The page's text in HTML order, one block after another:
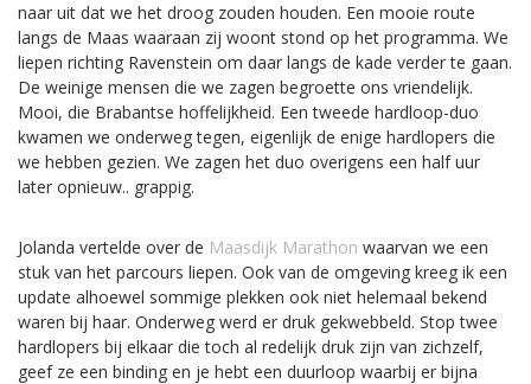
naar uit dat we het droog zouden houden. Een mooie route
langs de Maas waaraan zij woont stond op het programma. We
liepen richting Ravenstein om daar langs de kade verder te gaan.
De weinige mensen die we zagen begroette ons vriendelijk.
Mooi, die Brabantse hoffelijkheid. Een tweede hardloop-duo
kwamen we onderweg tegen, eigenlijk de enige hardlopers die
we hebben gezien. We zagen het duo overigens een half uur
later opnieuw.. grappig.
Jolanda vertelde over de Maasdijk Marathon waarvan we een
stuk van het parcours liepen. Ook van de omgeving kreeg ik een
update alhoewel sommige plekken ook niet helemaal bekend
waren bij haar. Onderweg werd er druk gekwebbeld. Stop twee
hardlopers bij elkaar die toch al redelijk druk zijn van zichzelf,
geef ze een binding en je hebt een duurloop waarbij er bijna